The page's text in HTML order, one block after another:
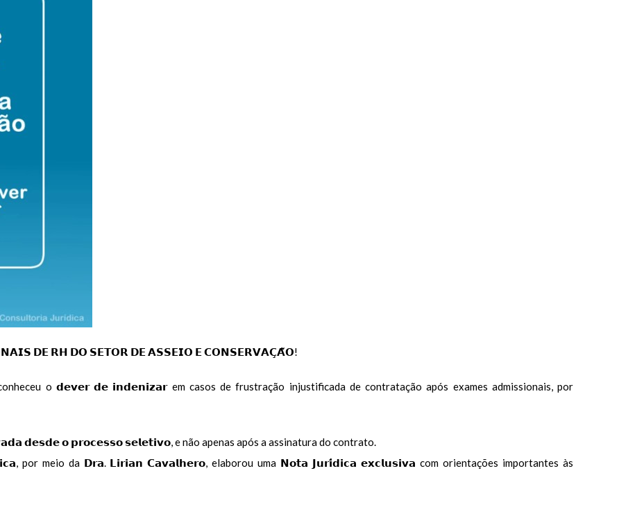
𝗗𝗘 𝗥𝗛 𝗗𝗢 𝗦𝗘𝗧𝗢𝗥 𝗗𝗘 𝗔𝗦𝗦𝗘𝗜𝗢 𝗘 𝗖𝗢𝗡𝗦𝗘𝗥𝗩𝗔𝗖̧𝗔̃𝗢!
o 𝗱𝗲𝘃𝗲𝗿 𝗱𝗲 𝗶𝗻𝗱𝗲𝗻𝗶𝘇𝗮𝗿 em casos de frustração injustificada de contratação após exames admissionais, por
𝗱𝗲𝘀𝗱𝗲 𝗼 𝗽𝗿𝗼𝗰𝗲𝘀𝘀𝗼 𝘀𝗲𝗹𝗲𝘁𝗶𝘃𝗼, e não apenas após a assinatura do contrato.
por meio da 𝗗𝗿𝗮. 𝗟𝗶𝗿𝗶𝗮𝗻 𝗖𝗮𝘃𝗮𝗹𝗵𝗲𝗿𝗼, elaborou uma 𝗡𝗼𝘁𝗮 𝗝𝘂𝗿𝗶́𝗱𝗶𝗰𝗮 𝗲𝘅𝗰𝗹𝘂𝘀𝗶𝘃𝗮 com orientações importantes às